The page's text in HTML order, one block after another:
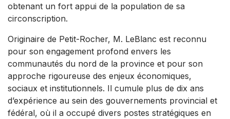
obtenant un fort appui de la population de sa
circonscription.
Originaire de Petit-Rocher, M. LeBlanc est reconnu
pour son engagement profond envers les
communautés du nord de la province et pour son
approche rigoureuse des enjeux économiques,
sociaux et institutionnels. Il cumule plus de dix ans
d’expérience au sein des gouvernements provincial et
fédéral, où il a occupé divers postes stratégiques en